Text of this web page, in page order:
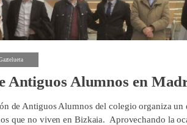
Antiguos Alumnos en
de Antiguos Alumnos del colegio organiza un
que no viven en Bizkaia. Aprovechando la